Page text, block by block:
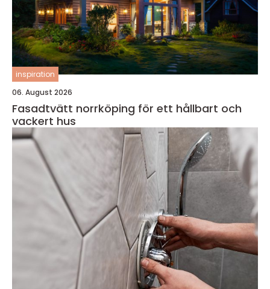
inspiration
06. August 2026
Fasadtvätt norrköping för ett hållbart och
vackert hus